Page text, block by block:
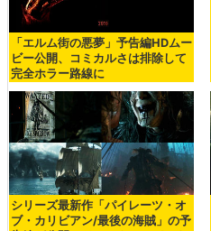
「エルム街の悪夢」予告編HDムー
ビー公開、コミカルさは排除して
完全ホラー路線に
シリーズ最新作「パイレーツ・オ
ブ・カリビアン/最後の海賊」の予